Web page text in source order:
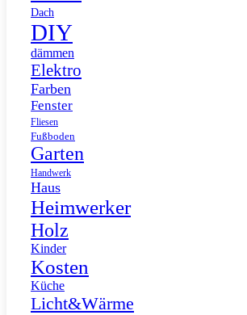
Dach
DIY
dämmen
Elektro
Farben
Fenster
Fliesen
Fußboden
Garten
Handwerk
Haus
Heimwerker
Holz
Kinder
Kosten
Küche
Licht&Wärme